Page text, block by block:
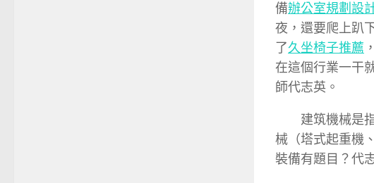
備辦公室規劃設
夜，還要爬上趴
了久坐椅子推薦
在這個行業一干
師代志英。
建筑機械是
械（塔式起重機
裝備有題目？代